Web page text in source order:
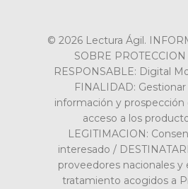
© 2026 Lectura Ágil.
SOBRE
RESPONSABLE: Digital
FINALIDAD:
información y prospección
acceso a los
LEGITIMACION:
interesado /
proveedores nacionales y
tratamiento acogidos a